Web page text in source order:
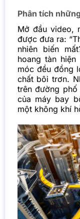
Phân tích
Mở đầu video,
được đưa ra:
nhiên biến
hoang tàn
móc đều đồng
chất bôi trơn.
trên đường
của máy bay
một không khí